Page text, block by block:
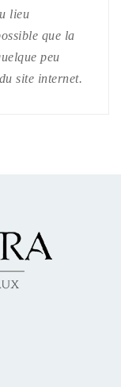
lieu
que la
peu
site internet.